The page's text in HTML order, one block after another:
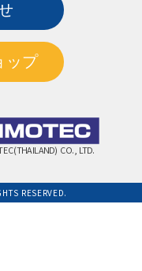
ップ
CO., LTD.
RESERVED.